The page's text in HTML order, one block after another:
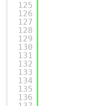
125
126
127
128
129
130
131
132
133
134
135
136